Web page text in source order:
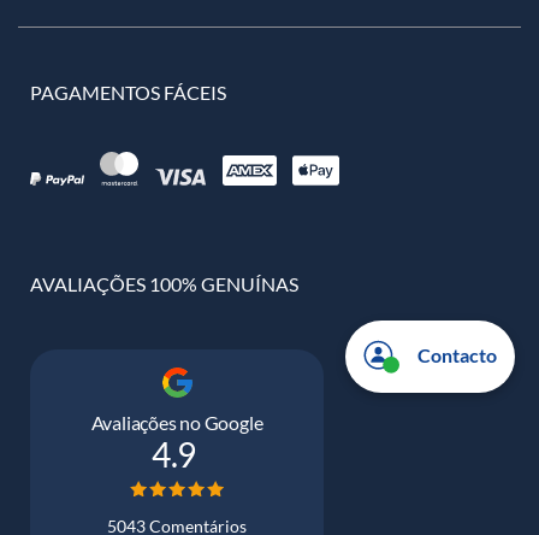
PAGAMENTOS FÁCEIS
AVALIAÇÕES 100% GENUÍNAS
Avaliações no Google
4.9
5043 Comentários
Contacto